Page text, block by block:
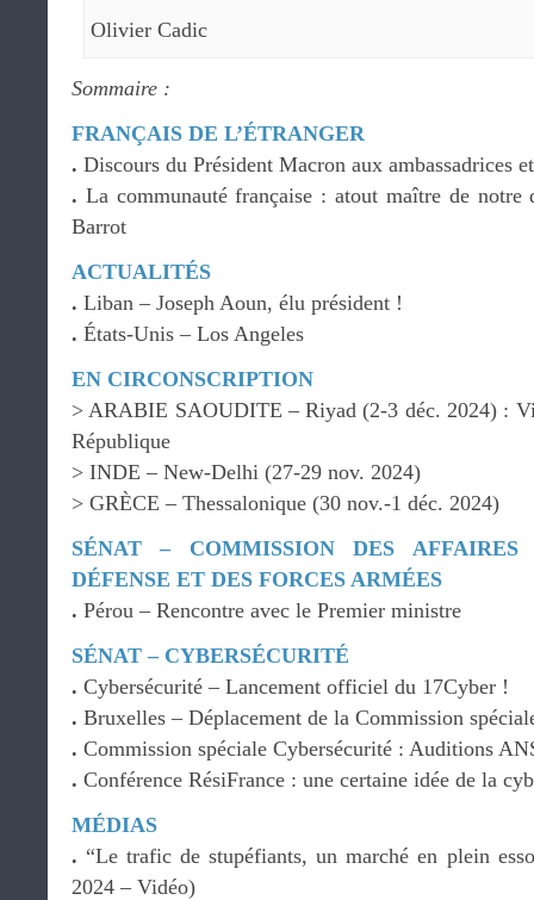
Olivier Cadic
Sommaire :
FRANÇAIS DE L’ÉTRANGER
. Discours du Président Macron aux ambassadrices
. La communauté française : atout maître de notre
Barrot
ACTUALITÉS
. Liban – Joseph Aoun, élu président !
. États-Unis – Los Angeles
EN CIRCONSCRIPTION
> ARABIE SAOUDITE – Riyad (2-3 déc. 2024) :
République
> INDE – New-Delhi (27-29 nov. 2024)
> GRÈCE – Thessalonique (30 nov.-1 déc. 2024)
SÉNAT – COMMISSION DES
DÉFENSE ET DES FORCES ARMÉES
. Pérou – Rencontre avec le Premier ministre
SÉNAT – CYBERSÉCURITÉ
. Cybersécurité – Lancement officiel du 17Cyber !
. Bruxelles – Déplacement de la Commission
. Commission spéciale Cybersécurité : Auditions
. Conférence RésiFrance : une certaine idée de la
MÉDIAS
. “Le trafic de stupéfiants, un marché en plein
2024 – Vidéo)